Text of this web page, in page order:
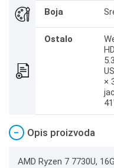
Boja
Ostalo
×
− Opis proizvoda
AMD Ryzen 7 7730U,